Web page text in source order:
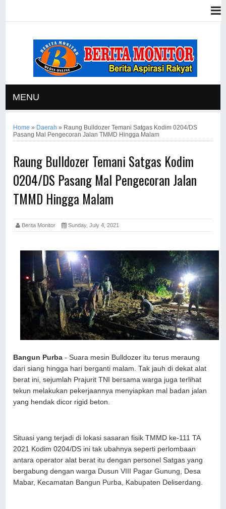
MENU
Home » Daerah » Raung Bulldozer Temani Satgas Kodim 0204/DS
Pasang Mal Pengecoran Jalan TMMD Hingga Malam
Raung Bulldozer Temani Satgas Kodim
0204/DS Pasang Mal Pengecoran Jalan
TMMD Hingga Malam
Berita Monitor Sunday, July 4, 2021
Bangun Purba - Suara mesin Bulldozer itu terus meraung
dari siang hingga hari berganti malam. Tak jauh di dekat alat
berat ini, sejumlah Prajurit TNI bersama warga juga terlihat
tekun melakukan pekerjaannya menyiapkan mal badan jalan
yang hendak dicor rigid beton.
Situasi yang terjadi di lokasi sasaran fisik TMMD ke-111 TA
2021 Kodim 0204/DS ini tak ubahnya seperti perlombaan
antara operator alat berat itu dengan personel Satgas yang
bergabung dengan warga Dusun VIII Pagar Gunung, Desa
Mabar, Kecamatan Bangun Purba, Kabupaten Deliserdang.